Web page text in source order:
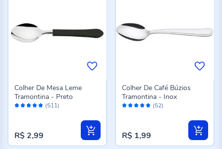
Avaliação: (511)
Colher De Mesa Leme
Tramontina - Preto
R$ 2,99
Avaliação: (52)
Colher De Café Búzios
Tramontina - Inox
R$ 1,99